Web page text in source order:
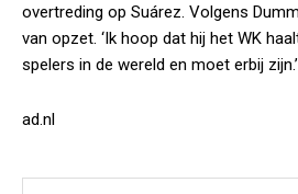
overtreding op Suárez. Volgens
van opzet. ‘Ik hoop dat hij het WK
spelers in de wereld en moet erbij zijn.’
ad.nl